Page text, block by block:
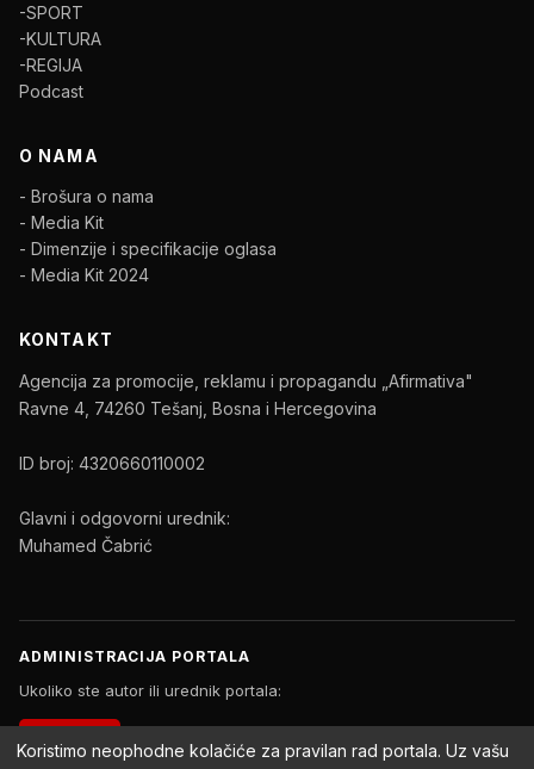
-SPORT
-KULTURA
-REGIJA
Podcast
O NAMA
- Brošura o nama
- Media Kit
- Dimenzije i specifikacije oglasa
- Media Kit 2024
KONTAKT
Agencija za promocije, reklamu i propagandu „Afirmativa"
Ravne 4, 74260 Tešanj, Bosna i Hercegovina
ID broj: 4320660110002
Glavni i odgovorni urednik:
Muhamed Čabrić
ADMINISTRACIJA PORTALA
Ukoliko ste autor ili urednik portala:
Koristimo neophodne kolačiće za pravilan rad portala. Uz vašu